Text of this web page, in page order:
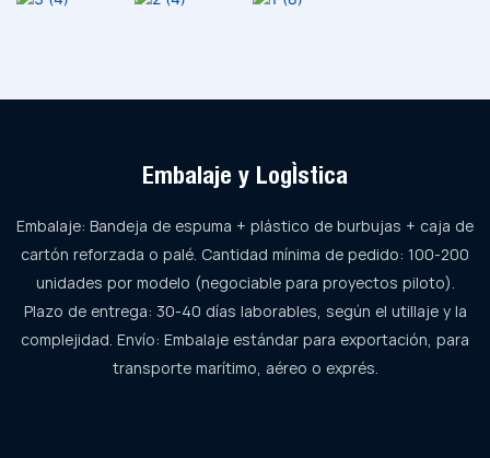
Embalaje y Logística
Embalaje: Bandeja de espuma + plástico de burbujas + caja de
cartón reforzada o palé. Cantidad mínima de pedido: 100-200
unidades por modelo (negociable para proyectos piloto).
Plazo de entrega: 30-40 días laborables, según el utillaje y la
complejidad. Envío: Embalaje estándar para exportación, para
transporte marítimo, aéreo o exprés.